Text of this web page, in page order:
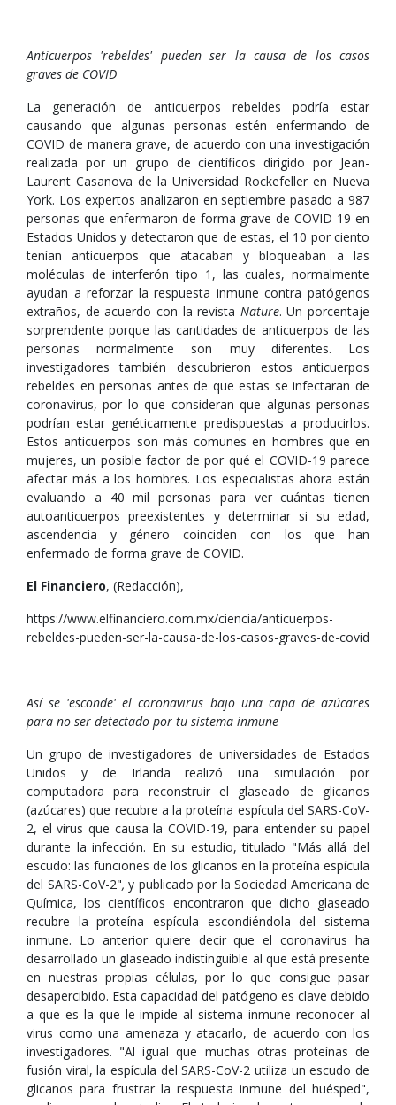
Anticuerpos 'rebeldes' pueden ser la causa de los casos
graves de COVID
La generación de anticuerpos rebeldes podría estar
causando que algunas personas estén enfermando de
COVID de manera grave, de acuerdo con una investigación
realizada por un grupo de científicos dirigido por Jean-
Laurent Casanova de la Universidad Rockefeller en Nueva
York. Los expertos analizaron en septiembre pasado a 987
personas que enfermaron de forma grave de COVID-19 en
Estados Unidos y detectaron que de estas, el 10 por ciento
tenían anticuerpos que atacaban y bloqueaban a las
moléculas de interferón tipo 1, las cuales, normalmente
ayudan a reforzar la respuesta inmune contra patógenos
extraños, de acuerdo con la revista Nature. Un porcentaje
sorprendente porque las cantidades de anticuerpos de las
personas normalmente son muy diferentes. Los
investigadores también descubrieron estos anticuerpos
rebeldes en personas antes de que estas se infectaran de
coronavirus, por lo que consideran que algunas personas
podrían estar genéticamente predispuestas a producirlos.
Estos anticuerpos son más comunes en hombres que en
mujeres, un posible factor de por qué el COVID-19 parece
afectar más a los hombres. Los especialistas ahora están
evaluando a 40 mil personas para ver cuántas tienen
autoanticuerpos preexistentes y determinar si su edad,
ascendencia y género coinciden con los que han
enfermado de forma grave de COVID.
El Financiero, (Redacción),
https://www.elfinanciero.com.mx/ciencia/anticuerpos-
rebeldes-pueden-ser-la-causa-de-los-casos-graves-de-covid
Así se 'esconde' el coronavirus bajo una capa de azúcares
para no ser detectado por tu sistema inmune
Un grupo de investigadores de universidades de Estados
Unidos y de Irlanda realizó una simulación por
computadora para reconstruir el glaseado de glicanos
(azúcares) que recubre a la proteína espícula del SARS-CoV-
2, el virus que causa la COVID-19, para entender su papel
durante la infección. En su estudio, titulado "Más allá del
escudo: las funciones de los glicanos en la proteína espícula
del SARS-CoV-2", y publicado por la Sociedad Americana de
Química, los científicos encontraron que dicho glaseado
recubre la proteína espícula escondiéndola del sistema
inmune. Lo anterior quiere decir que el coronavirus ha
desarrollado un glaseado indistinguible al que está presente
en nuestras propias células, por lo que consigue pasar
desapercibido. Esta capacidad del patógeno es clave debido
a que es la que le impide al sistema inmune reconocer al
virus como una amenaza y atacarlo, de acuerdo con los
investigadores. "Al igual que muchas otras proteínas de
fusión viral, la espícula del SARS-CoV-2 utiliza un escudo de
glicanos para frustrar la respuesta inmune del huésped",